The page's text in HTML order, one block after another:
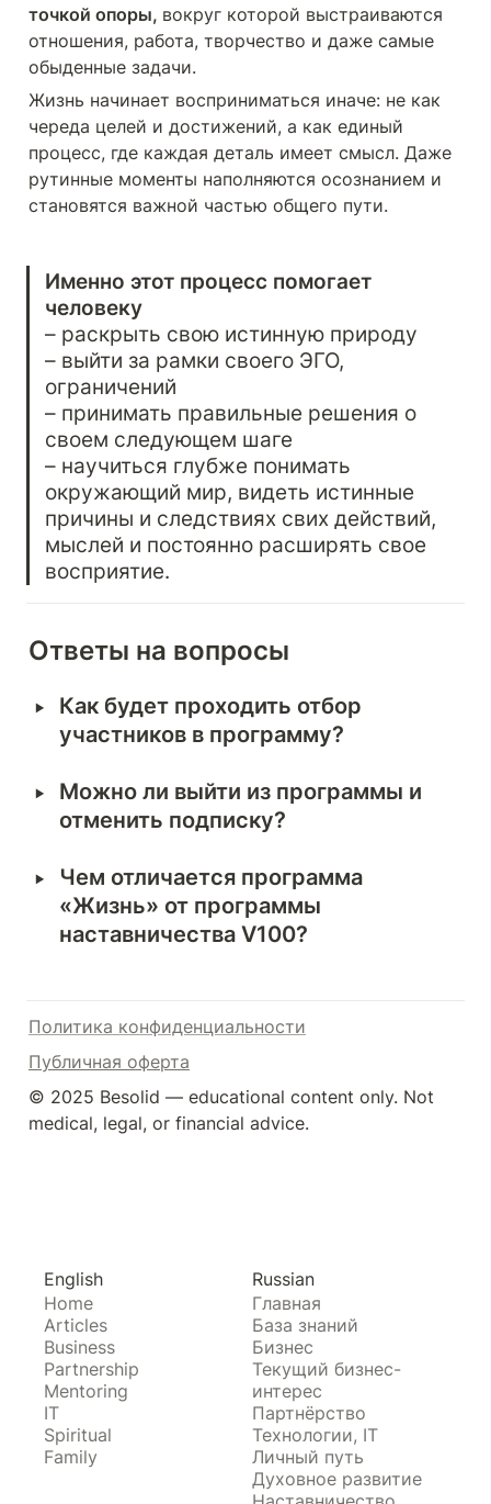
точкой опоры, вокруг которой выстраиваются
отношения, работа, творчество и даже самые
обыденные задачи.
Жизнь начинает восприниматься иначе: не как
череда целей и достижений, а как единый
процесс, где каждая деталь имеет смысл. Даже
рутинные моменты наполняются осознанием и
становятся важной частью общего пути.
Именно этот процесс помогает
человеку
– раскрыть свою истинную природу
– выйти за рамки своего ЭГО,
ограничений
– принимать правильные решения о
своем следующем шаге
– научиться глубже понимать
окружающий мир, видеть истинные
причины и следствиях свих действий,
мыслей и постоянно расширять свое
восприятие.
Ответы на вопросы
‣
Как будет проходить отбор
участников в программу?
‣
Можно ли выйти из программы и
отменить подписку?
‣
Чем отличается программа
«Жизнь» от программы
наставничества V100?
Политика конфиденциальности
Публичная оферта
© 2025 Besolid — educational content only. Not
medical, legal, or financial advice.
English
Home
Articles
Business
Partnership
Mentoring
IT
Spiritual
Family
Russian
Главная
База знаний
Бизнес
Текущий бизнес-
интерес
Партнёрство
Технологии, IT
Личный путь
Духовное развитие